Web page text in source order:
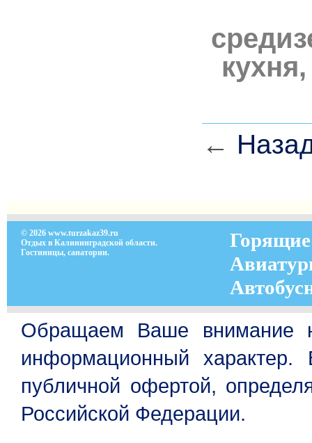
←
© 2026 www.turzakaz39.ru
Отдых в Калининградской области.
Гостиницы, санатории.
Обращаем Ваше внимание
информационный
публичной офертой,
Российской Федерации.